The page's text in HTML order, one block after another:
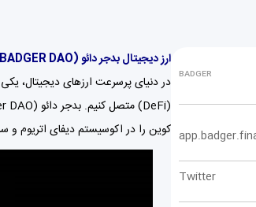
BADGER
Twitter
ارز دیجیتال بدجر دائو (BADGER DAO
در دنیای پرسرعت ارزهای دیجیتال،
کوین را در اکوسیستم دیفای اتریوم و